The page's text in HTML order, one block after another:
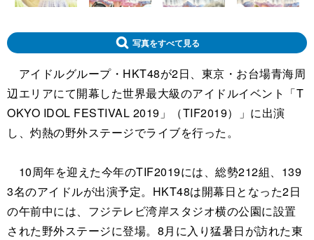
写真をすべて見る
アイドルグループ・HKT48が2日、東京・お台場青海周
辺エリアにて開幕した世界最大級のアイドルイベント「T
OKYO IDOL FESTIVAL 2019」（TIF2019）」に出演
し、灼熱の野外ステージでライブを行った。
10周年を迎えた今年のTIF2019には、総勢212組、139
3名のアイドルが出演予定。HKT48は開幕日となった2日
の午前中には、フジテレビ湾岸スタジオ横の公園に設置
された野外ステージに登場。8月に入り猛暑日が訪れた東